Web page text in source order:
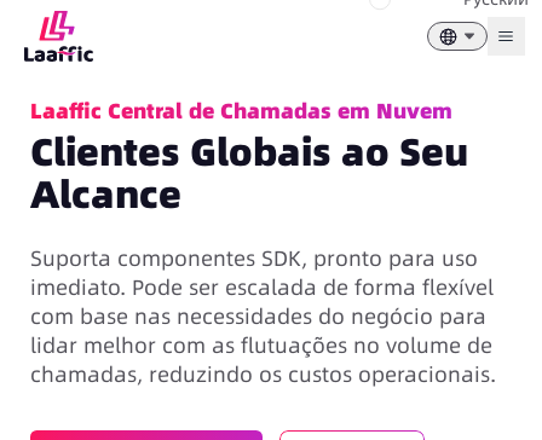
Laaffic Central de Chamadas em Nuvem
Clientes Globais ao Seu
Alcance
Suporta componentes SDK, pronto para uso
imediato. Pode ser escalada de forma flexível
com base nas necessidades do negócio para
lidar melhor com as flutuações no volume de
chamadas, reduzindo os custos operacionais.